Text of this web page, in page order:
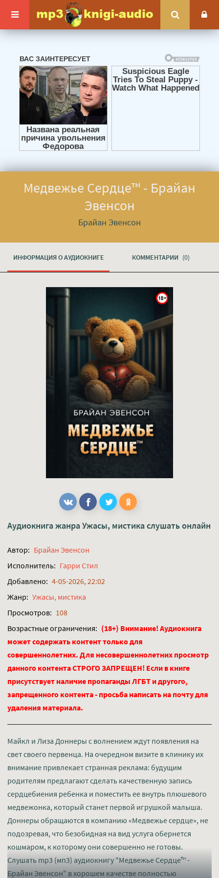
Медвежье Сердце™ - Брайан
Эвенсон
Брайан Эвенсон
ИНФОРМАЦИЯ О АУДИОКНИГЕ КОММЕНТАРИИ (0)
Аудиокнига жанра Ужасы, мистика слушать онлайн
Автор: Брайан Эвенсон
Исполнитель: Гарри Стил
Добавлено: 4-05-2026, 22:02
Жанр: Ужасы, мистика
Просмотров: 108
Возрастные ограничения: (18+) Внимание! Аудиокнига
может содержать контент только для
совершеннолетних. Для несовершеннолетних просмотр
данного контента СТРОГО ЗАПРЕЩЕН! Если в книге
присутствует наличие пропаганды ЛГБТ и другого,
запрещенного контента - просьба написать на почту для
удаления материала.
Майкл и Лиза Доннеры с волнением ждут появления на
свет своего первенца. На очередном визите в клинику их
внимание привлекает странная реклама: будущим
родителям предлагают сделать качественную запись
сердцебиения ребенка и поместить ее внутрь плюшевого
медвежонка, который станет первой игрушкой малыша.
Доннеры обращаются в компанию «Медвежье сердце», не
подозревая, что безобидная на вид услуга обернется
кошмаром, к которому они совершенно не готовы.
Слушать mp3 (мп3) аудиокнигу "Медвежье Сердце™ -
Брайан Эвенсон" в хорошем качестве полностью